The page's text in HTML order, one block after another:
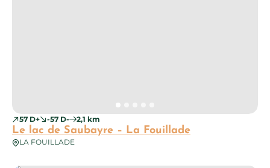
57 D+ -57 D- 2,1 km
Le lac de Saubayre – La Fouillade
LA FOUILLADE